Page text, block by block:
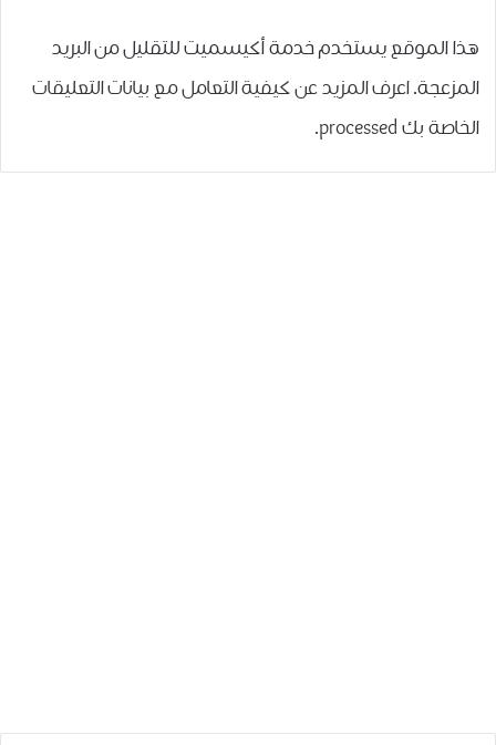
هذا الموقع يستخدم خدمة أكيسميت للتقليل من البريد
المزعجة.اعرف المزيد عن كيفية التعامل مع بيانات التعليقات
الخاصة بك processed
.